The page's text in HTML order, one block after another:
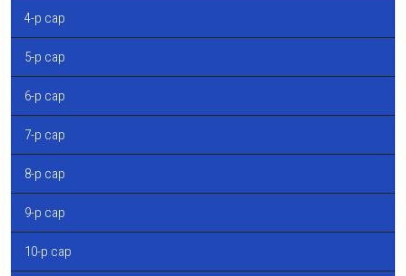
4-р сар
5-р сар
6-р сар
7-р сар
8-р сар
9-р сар
10-р сар